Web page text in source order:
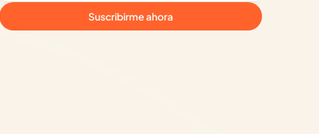
Suscribirme ahora